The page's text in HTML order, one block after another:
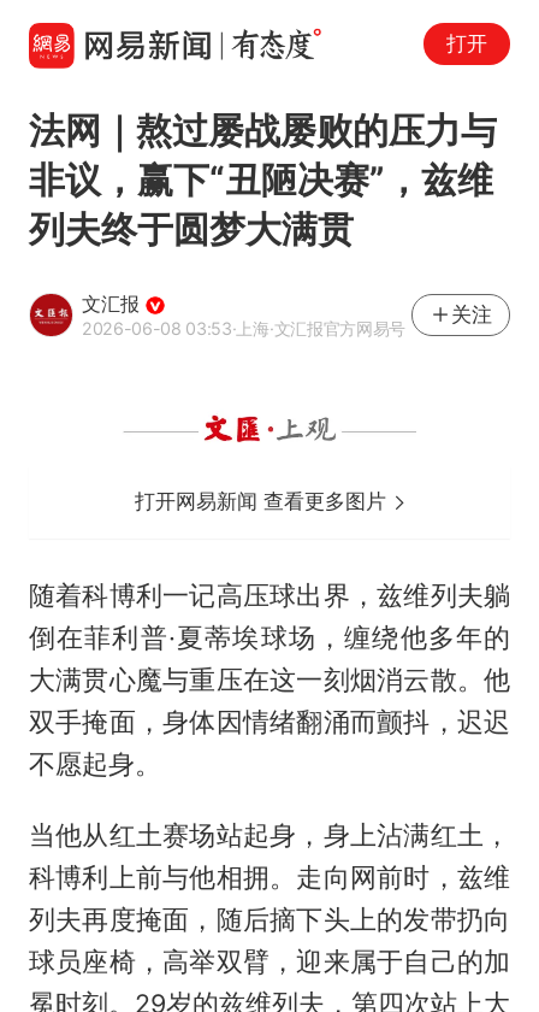
打开
法网｜熬过屡战屡败的压力与
非议，赢下“丑陋决赛”，兹维
列夫终于圆梦大满贯
文汇报
2026-06-08 03:53·上海·文汇报官方网易号
关注
打开网易新闻 查看更多图片
随着科博利一记高压球出界，兹维列夫躺
倒在菲利普·夏蒂埃球场，缠绕他多年的
大满贯心魔与重压在这一刻烟消云散。他
双手掩面，身体因情绪翻涌而颤抖，迟迟
不愿起身。
当他从红土赛场站起身，身上沾满红土，
科博利上前与他相拥。走向网前时，兹维
列夫再度掩面，随后摘下头上的发带扔向
球员座椅，高举双臂，迎来属于自己的加
冕时刻。29岁的兹维列夫，第四次站上大